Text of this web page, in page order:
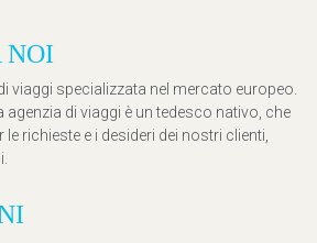
NOI
viaggi specializzata nel mercato europeo.
di viaggi è un tedesco nativo, che
richieste e i desideri dei nostri clienti,